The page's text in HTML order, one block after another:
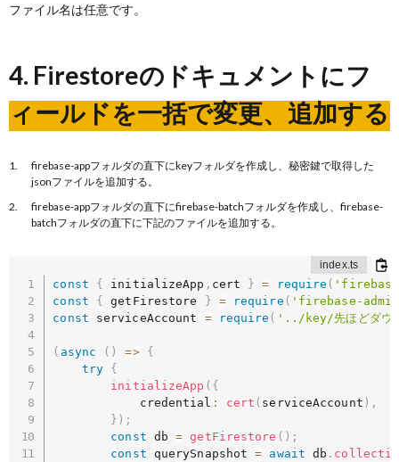
ファイル名は任意です。
4. Firestoreのドキュメントにフ
ィールドを一括で変更、追加する
firebase-appフォルダの直下にkeyフォルダを作成し、秘密鍵で取得した
jsonファイルを追加する。
firebase-appフォルダの直下にfirebase-batchフォルダを作成し、firebase-
batchフォルダの直下に下記のファイルを追加する。
const { initializeApp , cert } = require (
const
{ getFirestore } = require ( 'firebase-
const serviceAccount = require ( '../key/先ほどダウ
( async ( ) =>
{
try {
initializeApp ( {
            credential
: cert ( serviceAccount ) ,
} ) ;
const db = getFirestore ( ) ;
const querySnapshot = await db .